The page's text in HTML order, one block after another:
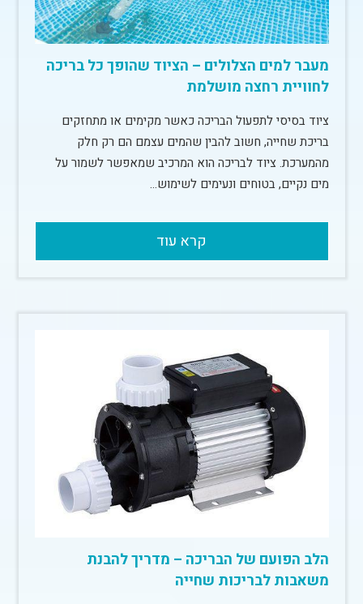
מעבר למים הצלולים – הציוד שהופך כל בריכה
לחוויית רחצה מושלמת
ציוד בסיסי לתפעול הבריכה כאשר מקימים או מתחזקים
בריכת שחייה, חשוב להבין שהמים עצמם הם רק חלק
מהמערכת. ציוד לבריכה הוא המרכיב שמאפשר לשמור על
מים נקיים, בטוחים ונעימים לשימוש…
קרא עוד
הלב הפועם של הבריכה – מדריך להבנת
משאבות לבריכות שחייה